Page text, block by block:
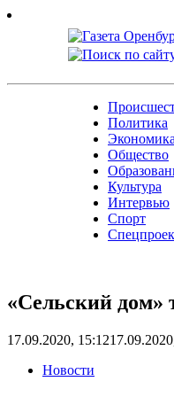
Skip
Политика
Экономика
Общество
Культура
Интервью
Спорт
«Сельский дом»
17.09.2020, 15:12
Новости